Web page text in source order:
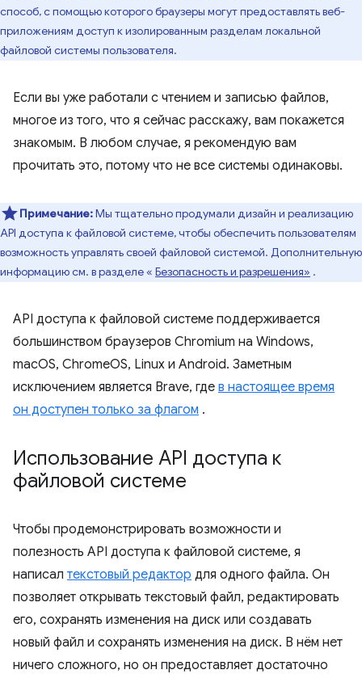
способ, с помощью которого браузеры могут предоставлять веб-
приложениям доступ к изолированным разделам локальной
файловой системы пользователя.
Если вы уже работали с чтением и записью файлов,
многое из того, что я сейчас расскажу, вам покажется
знакомым. В любом случае, я рекомендую вам
прочитать это, потому что не все системы одинаковы.
Примечание:Мы тщательно продумали дизайн и реализацию
API доступа к файловой системе, чтобы обеспечить пользователям
возможность управлять своей файловой системой. Дополнительную
информацию см. в разделе « Безопасность и разрешения» .
API доступа к файловой системе поддерживается
большинством браузеров Chromium на Windows,
macOS, ChromeOS, Linux и Android. Заметным
исключением является Brave, где в настоящее время
он доступен только за флагом .
Использование API доступа к
файловой системе
Чтобы продемонстрировать возможности и
полезность API доступа к файловой системе, я
написал текстовый редактор для одного файла. Он
позволяет открывать текстовый файл, редактировать
его, сохранять изменения на диск или создавать
новый файл и сохранять изменения на диск. В нём нет
ничего сложного, но он предоставляет достаточно